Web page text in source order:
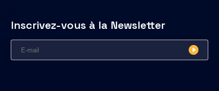
Inscrivez-vous à la Newsletter